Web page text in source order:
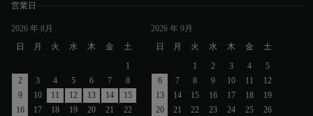
営業日
2026 年 8月
日
月 火 水 木 金
土
1
2
3 4 5 6 7
8
9
10 11 12 13 14
15
16
17 18 19 20 21
22
2026 年 9月
日
月 火 水 木 金
土
1
2 3 4
5
6
7 8 9 10 11
12
13
14 15 16 17 18
19
20
21 22 23 24 25
26